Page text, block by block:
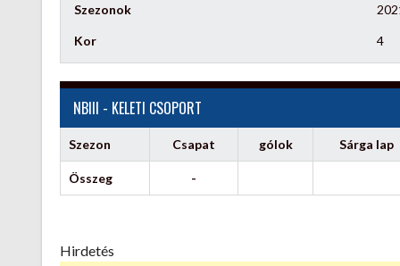
Szezonok
Kor 4
NBIII - KELETI CSOPORT
Szezon Csapat gólok Sárga lap
Összeg -
Hirdetés